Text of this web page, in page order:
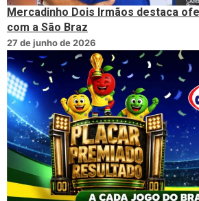
Mercadinho Dois Irmãos destaca
com a São Braz
27 de junho de 2026